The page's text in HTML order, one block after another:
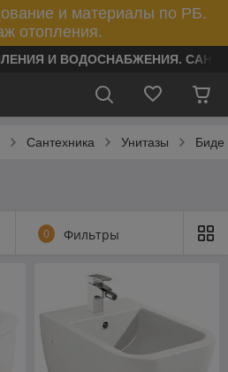
и материалы по РБ.
отопления.
И ВОДОСНАБЖЕНИЯ.
Сантехника Унитазы Биде
0 Фильтры